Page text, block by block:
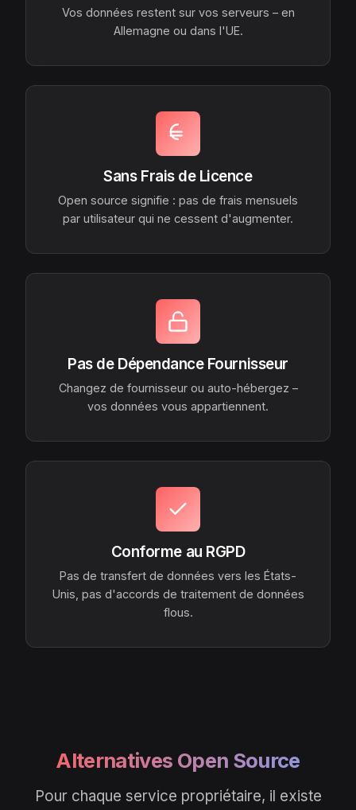
Vos données restent sur vos serveurs – en
Allemagne ou dans l'UE.
Sans Frais de Licence
Open source signifie : pas de frais mensuels
par utilisateur qui ne cessent d'augmenter.
Pas de Dépendance Fournisseur
Changez de fournisseur ou auto-hébergez –
vos données vous appartiennent.
Conforme au RGPD
Pas de transfert de données vers les États-
Unis, pas d'accords de traitement de données
flous.
Alternatives Open Source
Pour chaque service propriétaire, il existe